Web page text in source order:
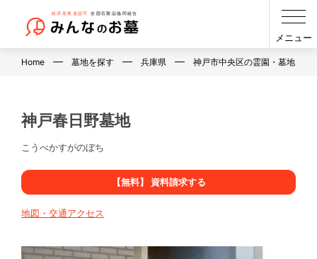
メニュー
Home 墓地を探す 兵庫県 神戸市中央区の霊園・墓地・お
神戸春日野墓地
こうべかすがのぼち
【無料】 資料請求する
地図・交通アクセス